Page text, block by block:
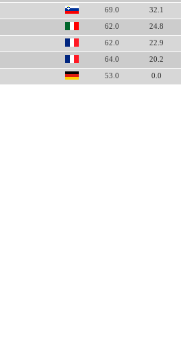
69.0 32.1
62.0 24.8
62.0 22.9
64.0 20.2
53.0 0.0